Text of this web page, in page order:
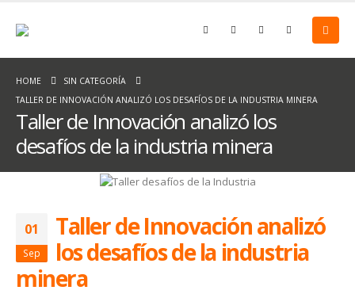
HOME
SIN CATEGORÍA
TALLER DE INNOVACIÓN ANALIZÓ LOS DESAFÍOS DE LA INDUSTRIA MINERA
Taller de Innovación analizó los
desafíos de la industria minera
01
Sep
Taller de Innovación analizó
los desafíos de la industria
minera